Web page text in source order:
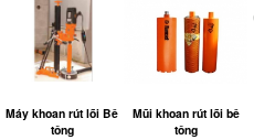
Máy khoan rút lõi Bê
tông
Mũi khoan rút lõi bê
tông